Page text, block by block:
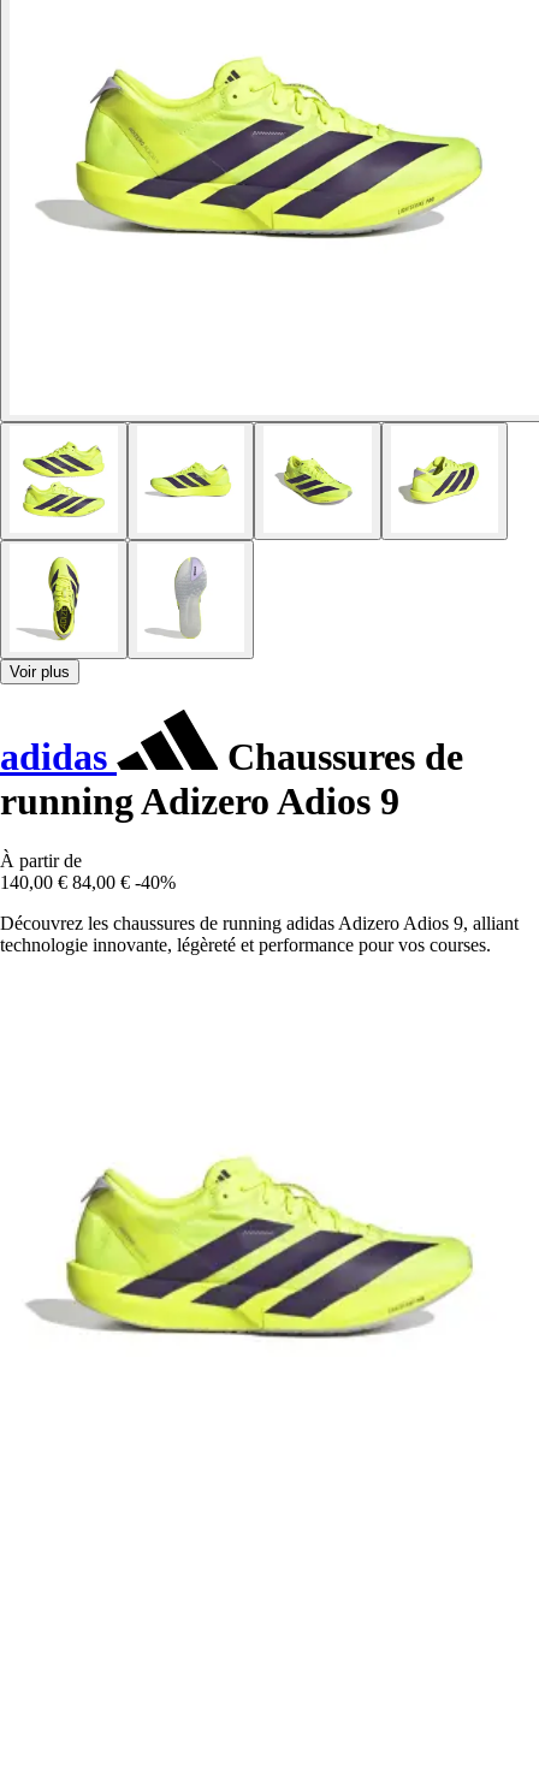
Voir plus
adidas
Chaussures de
running Adizero Adios 9
À partir de
140,00 € 84,00 € -40%
Découvrez les chaussures de running adidas Adizero Adios 9, alliant
technologie innovante, légèreté et performance pour vos courses.